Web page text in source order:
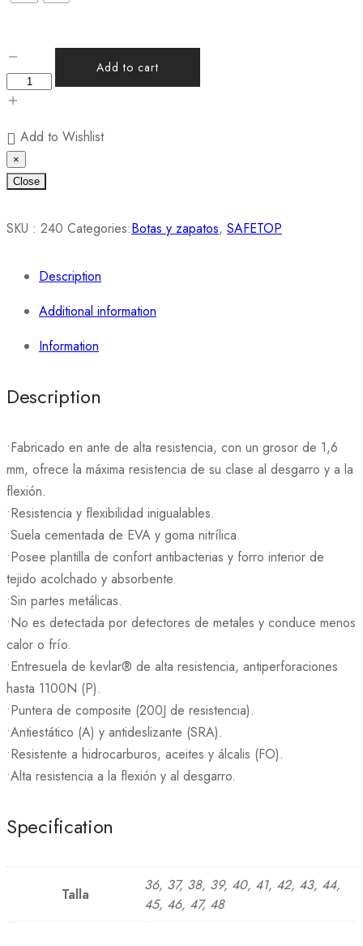
Add to cart
Add to Wishlist
×
Close
SKU : 240 Categories:Botas y zapatos, SAFETOP
Description
Additional information
Information
Description
•Fabricado en ante de alta resistencia, con un grosor de 1,6
mm, ofrece la máxima resistencia de su clase al desgarro y a la
flexión.
•Resistencia y flexibilidad inigualables.
•Suela cementada de EVA y goma nitrílica.
•Posee plantilla de confort antibacterias y forro interior de
tejido acolchado y absorbente.
•Sin partes metálicas.
•No es detectada por detectores de metales y conduce menos
calor o frío.
•Entresuela de kevlar® de alta resistencia, antiperforaciones
hasta 1100N (P).
•Puntera de composite (200J de resistencia).
•Antiestático (A) y antideslizante (SRA).
•Resistente a hidrocarburos, aceites y álcalis (FO).
•Alta resistencia a la flexión y al desgarro.
Specification
Talla
36, 37, 38, 39, 40, 41, 42, 43, 44,
45, 46, 47, 48